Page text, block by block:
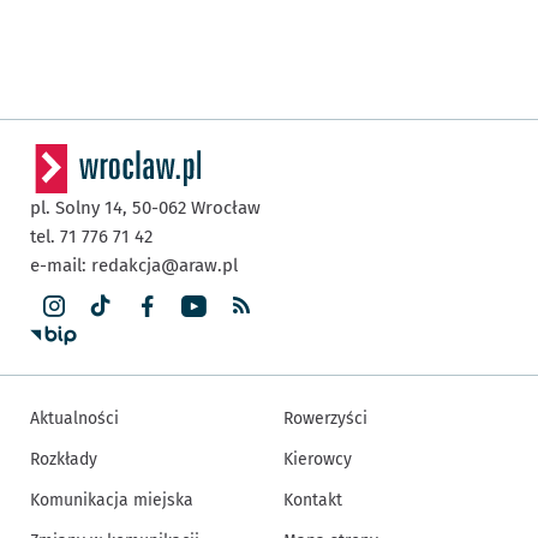
pl. Solny 14, 50-062 Wrocław
tel. 71 776 71 42
e-mail: redakcja@araw.pl
Aktualności
Rozkłady
Komunikacja miejska
Rowerzyści
Kierowcy
Kontakt